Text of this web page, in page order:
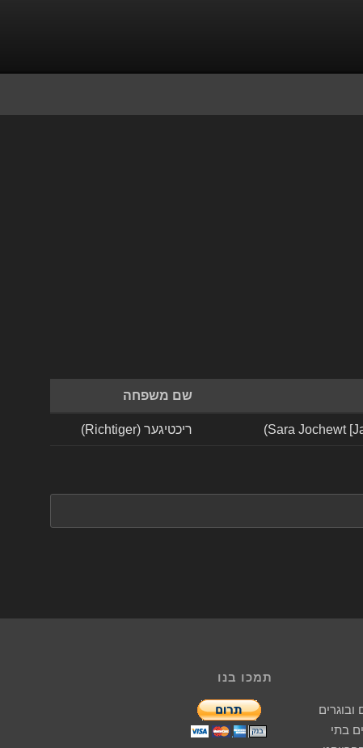
שם משפחה
ריכטיגער (Richtiger)
בתי
תמכו בנו